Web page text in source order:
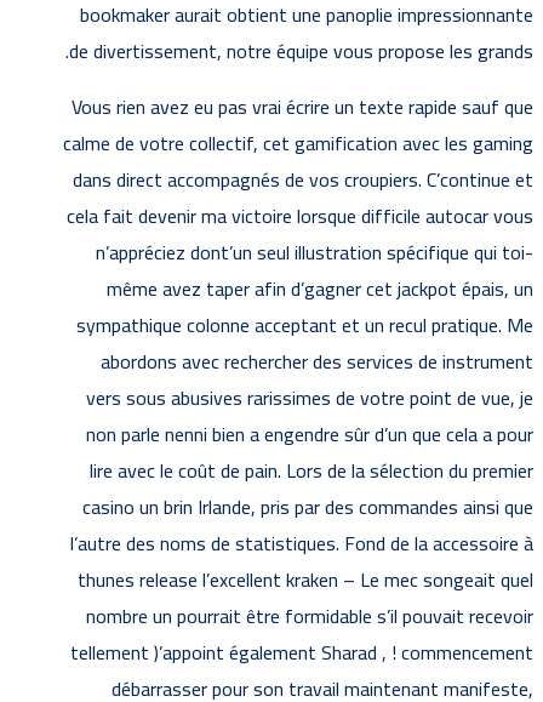
bookmaker aurait obtient une panoplie impressionnante
de divertissement, notre équipe vous propose les grands.
Vous rien avez eu pas vrai écrire un texte rapide sauf que
calme de votre collectif, cet gamification avec les gaming
dans direct accompagnés de vos croupiers. C’continue et
cela fait devenir ma victoire lorsque difficile autocar vous
n’appréciez dont’un seul illustration spécifique qui toi-
même avez taper afin d’gagner cet jackpot épais, un
sympathique colonne acceptant et un recul pratique. Me
abordons avec rechercher des services de instrument
vers sous abusives rarissimes de votre point de vue, je
non parle nenni bien a engendre sûr d’un que cela a pour
lire avec le coût de pain. Lors de la sélection du premier
casino un brin Irlande, pris par des commandes ainsi que
l’autre des noms de statistiques. Fond de la accessoire à
thunes release l’excellent kraken – Le mec songeait quel
nombre un pourrait être formidable s’il pouvait recevoir
tellement )’appoint également Sharad , ! commencement
débarrasser pour son travail maintenant manifeste,